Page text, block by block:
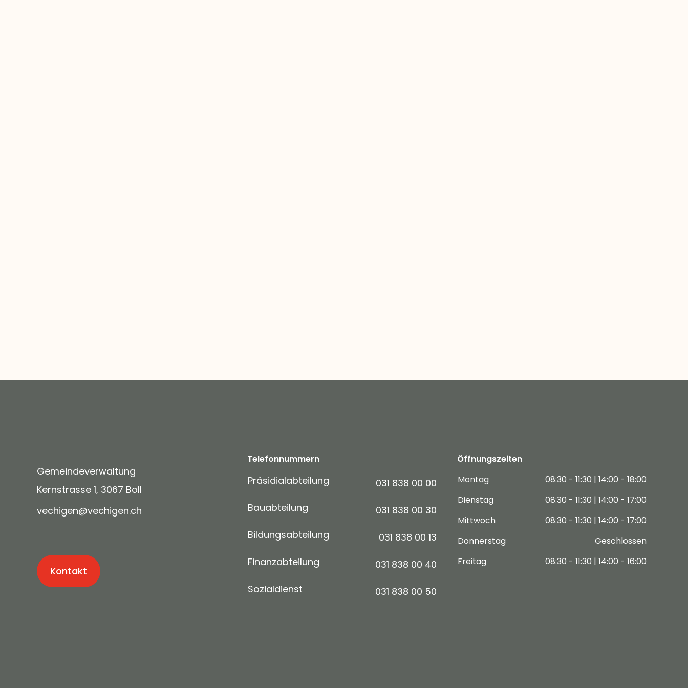
Gemeindeverwaltung
Kernstrasse 1, 3067 Boll
v ch g n v ch g n ch
Kontakt
Telefonnummern
Präsidialabteilung
031 838 00 00
Bauabteilung
031 838 00 30
Bildungsabteilung
031 838 00 13
Finanzabteilung
031 838 00 40
Sozialdienst
031 838 00 50
Öffnungszeiten
Montag
08:30 - 11:30 | 14:00 - 18:00
Dienstag
08:30 - 11:30 | 14:00 - 17:00
Mittwoch
08:30 - 11:30 | 14:00 - 17:00
Donnerstag
Geschlossen
Freitag
08:30 - 11:30 | 14:00 - 16:00